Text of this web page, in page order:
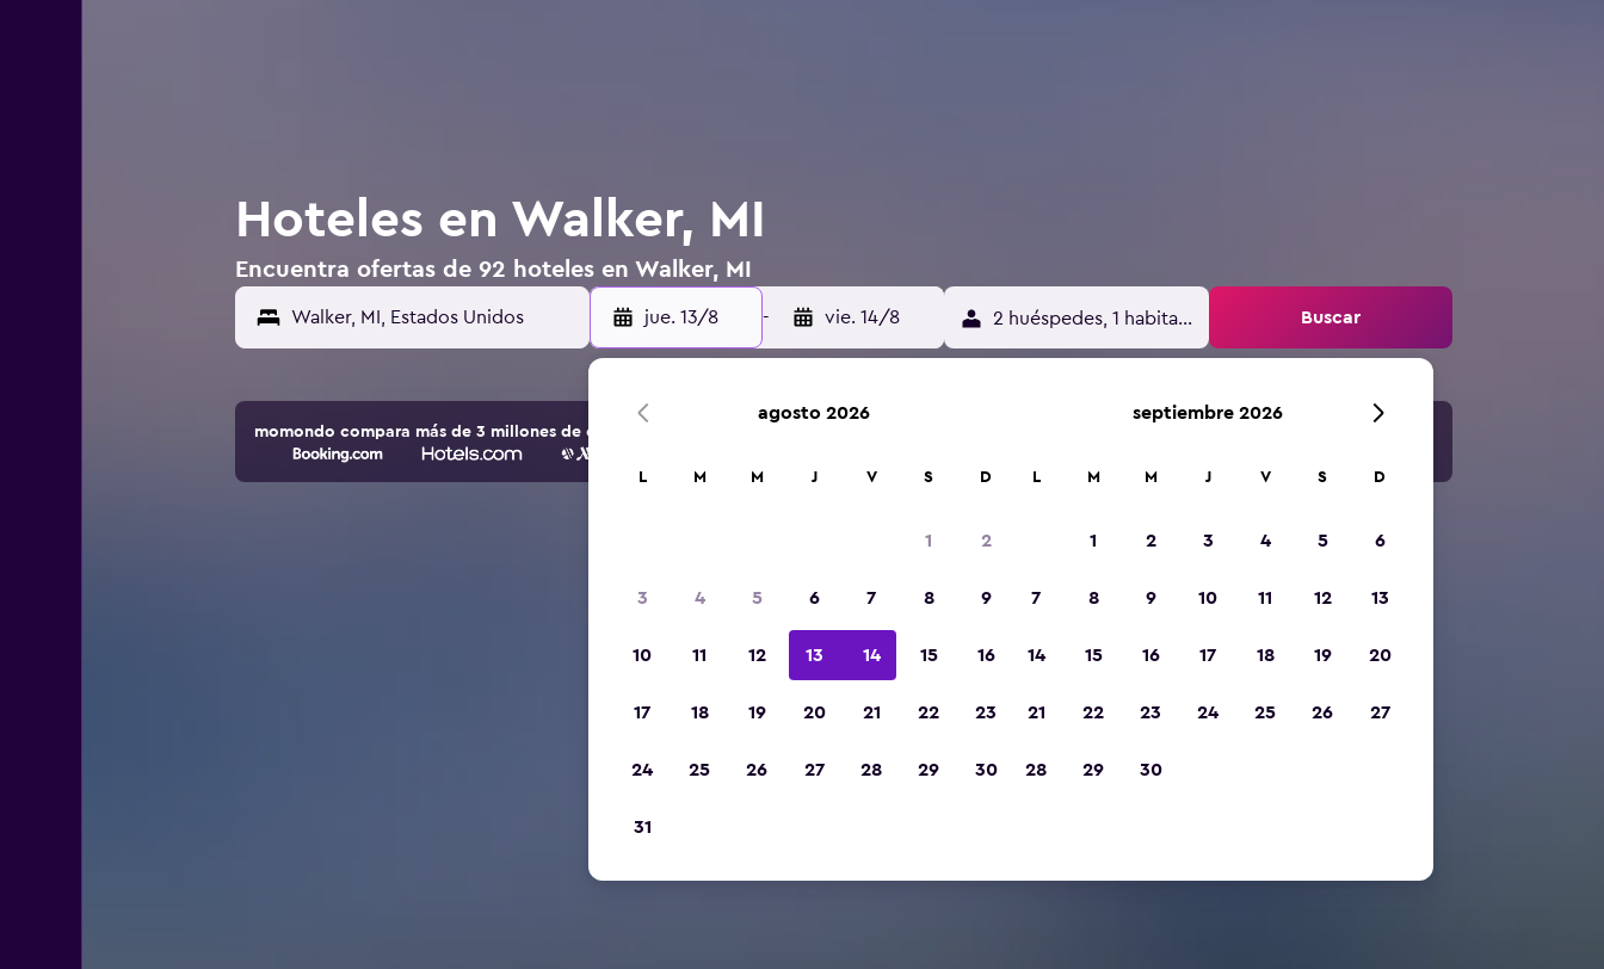
Hoteles en Walker, MI
Encuentra ofertas de 92 hoteles en Walker, MI
jue. 13/8 - vie. 14/8 2 huéspedes, 1 habitación Buscar
momondo compara más de 3 millones de opciones de hoteles y alojamientos.
agosto 2026
L M M J V S D
1 2
3 4 5 6 7 8 9
10 11 12 13 14 15 16
17 18 19 20 21 22 23
24 25 26 27 28 29 30
31
septiembre 2026
L M M J V S D
1 2 3 4 5 6
7 8 9 10 11 12 13
14 15 16 17 18 19 20
21 22 23 24 25 26 27
28 29 30